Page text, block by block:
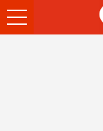
Ouvrir
le